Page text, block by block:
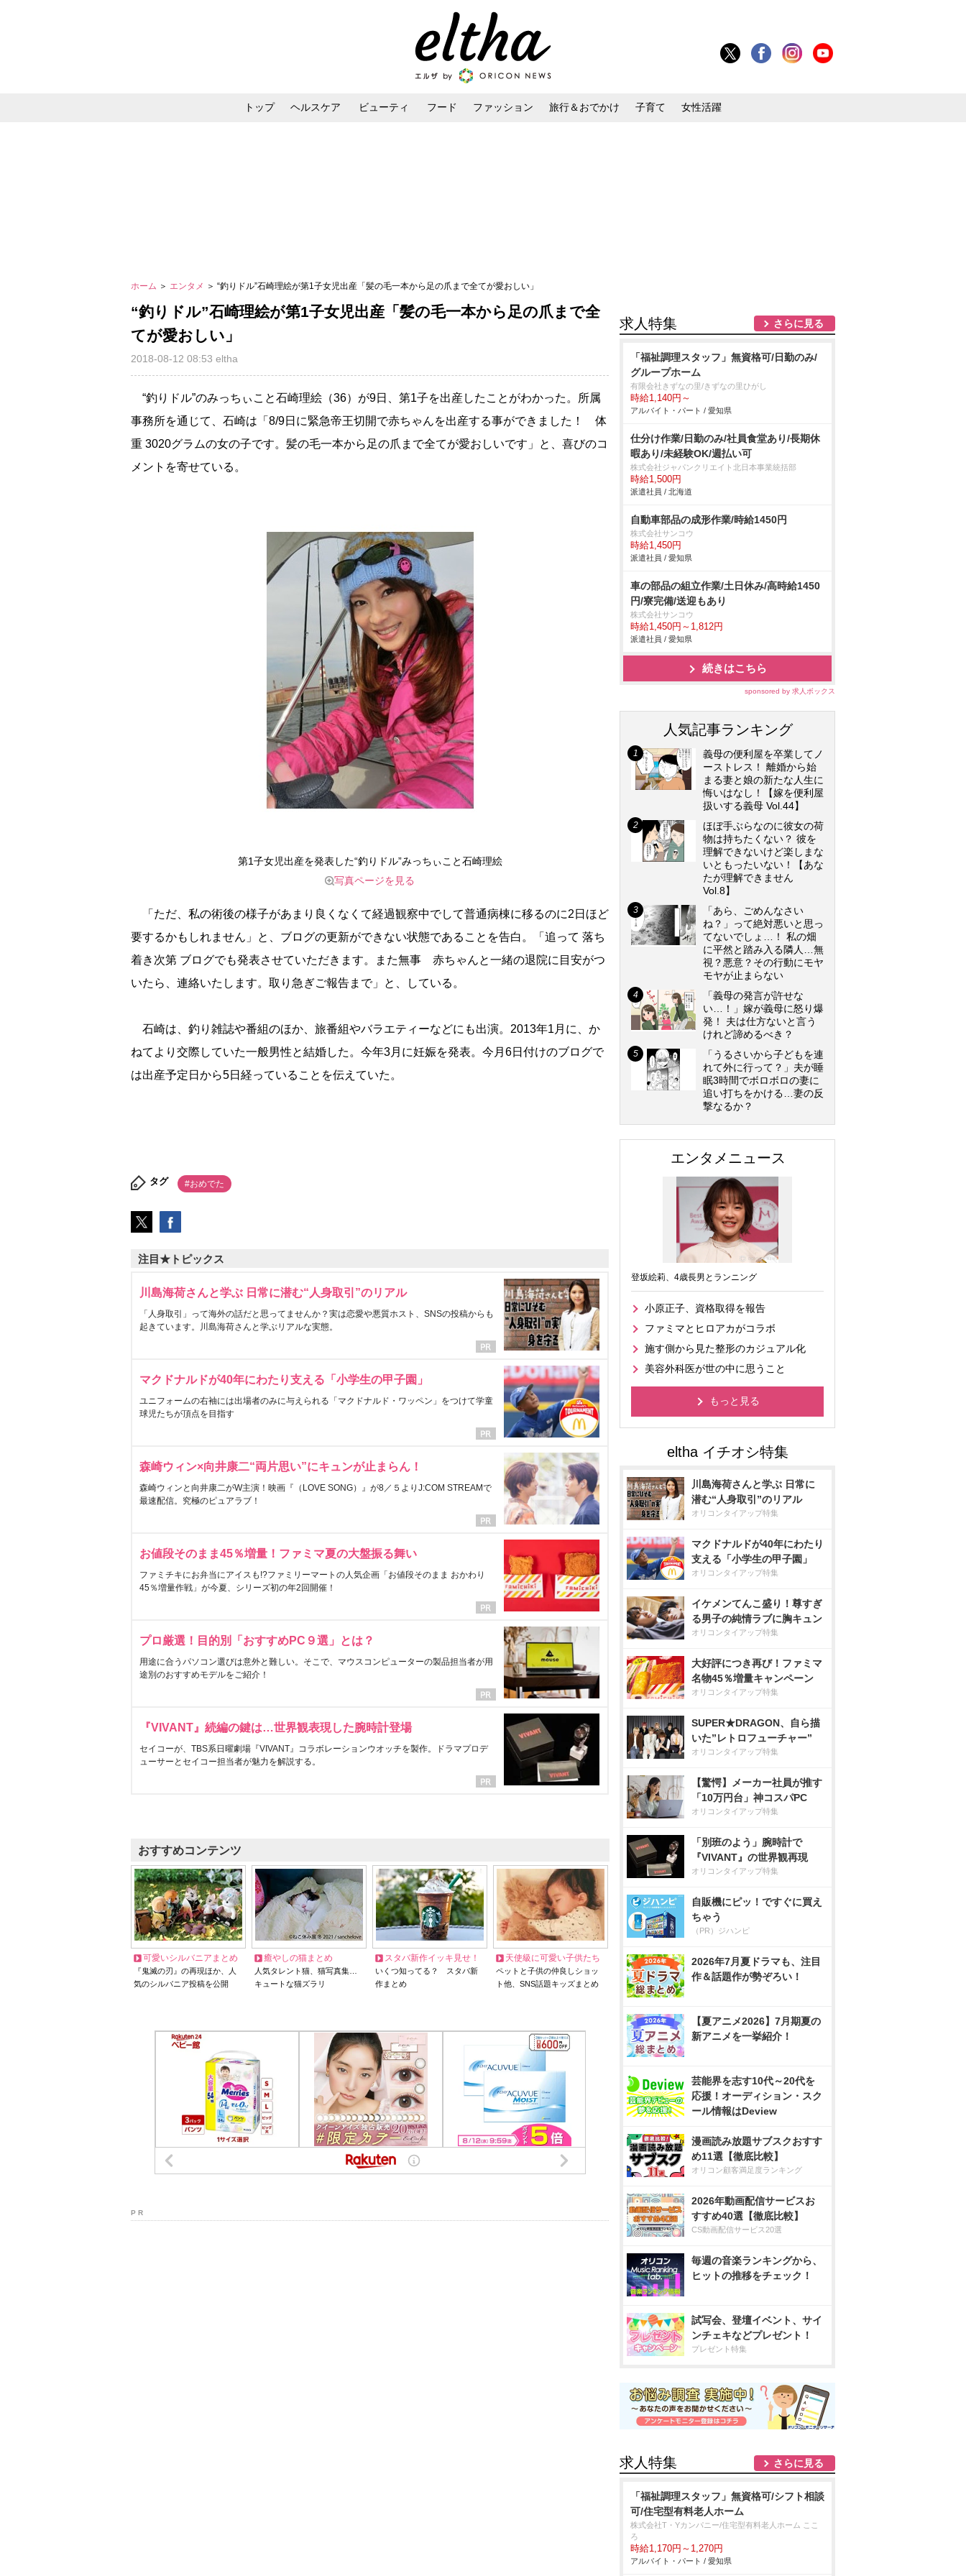
トップ ヘルスケア ビューティ フード ファッション 旅行＆おでかけ 子育て 女性活躍
ホーム ＞ エンタメ ＞ “釣りドル”石崎理絵が第1子女児出産「髪の毛一本から足の爪まで全てが愛おしい」
“釣りドル”石崎理絵が第1子女児出産「髪の毛一本から足の爪まで全
てが愛おしい」
2018-08-12 08:53 eltha
“釣りドル”のみっちぃこと石崎理絵（36）が9日、第1子を出産したことがわかった。所属
事務所を通じて、石崎は「8/9日に緊急帝王切開で赤ちゃんを出産する事ができました！ 体
重 3020グラムの女の子です。髪の毛一本から足の爪まで全てが愛おしいです」と、喜びのコ
メントを寄せている。
第1子女児出産を発表した“釣りドル”みっちぃこと石崎理絵
写真ページを見る
「ただ、私の術後の様子があまり良くなくて経過観察中でして普通病棟に移るのに2日ほど
要するかもしれません」と、ブログの更新ができない状態であることを告白。「追って 落ち
着き次第 ブログでも発表させていただきます。また無事 赤ちゃんと一緒の退院に目安がつ
いたら、連絡いたします。取り急ぎご報告まで」と、している。
石崎は、釣り雑誌や番組のほか、旅番組やバラエティーなどにも出演。2013年1月に、か
ねてより交際していた一般男性と結婚した。今年3月に妊娠を発表。今月6日付けのブログで
は出産予定日から5日経っていることを伝えていた。
タグ #おめでた
注目★トピックス
川島海荷さんと学ぶ 日常に潜む“人身取引”のリアル
「人身取引」って海外の話だと思ってませんか？実は恋愛や悪質ホスト、SNSの投稿からも
起きています。川島海荷さんと学ぶリアルな実態。
マクドナルドが40年にわたり支える「小学生の甲子園」
ユニフォームの右袖には出場者のみに与えられる「マクドナルド・ワッペン」をつけて学童
球児たちが頂点を目指す
森崎ウィン×向井康二“両片思い”にキュンが止まらん！
森崎ウィンと向井康二がW主演！映画『（LOVE SONG）』が8／５よりJ:COM STREAMで
最速配信。究極のピュアラブ！
お値段そのまま45％増量！ファミマ夏の大盤振る舞い
ファミチキにお弁当にアイスも!?ファミリーマートの人気企画「お値段そのまま おかわり
45％増量作戦」が今夏、シリーズ初の年2回開催！
プロ厳選！目的別「おすすめPC９選」とは？
用途に合うパソコン選びは意外と難しい。そこで、マウスコンピューターの製品担当者が用
途別のおすすめモデルをご紹介！
『VIVANT』続編の鍵は…世界観表現した腕時計登場
セイコーが、TBS系日曜劇場『VIVANT』コラボレーションウオッチを製作。ドラマプロデ
ューサーとセイコー担当者が魅力を解説する。
おすすめコンテンツ
可愛いシルバニアまとめ
『鬼滅の刃』の再現ほか、人
気のシルバニア投稿を公開
癒やしの猫まとめ
人気タレント猫、猫写真集…
キュートな猫ズラリ
スタバ新作イッキ見せ！
いくつ知ってる？ スタバ新
作まとめ
天使級に可愛い子供たち
ペットと子供の仲良しショッ
ト他、SNS話題キッズまとめ
P R
求人特集 さらに見る
「福祉調理スタッフ」無資格可/日勤のみ/
グループホーム
有限会社きずなの里/きずなの里ひがし
時給1,140円～
アルバイト・パート / 愛知県
仕分け作業/日勤のみ/社員食堂あり/長期休
暇あり/未経験OK/週払い可
株式会社ジャパンクリエイト北日本事業統括部
時給1,500円
派遣社員 / 北海道
自動車部品の成形作業/時給1450円
株式会社サンコウ
時給1,450円
派遣社員 / 愛知県
車の部品の組立作業/土日休み/高時給1450
円/寮完備/送迎もあり
株式会社サンコウ
時給1,450円～1,812円
派遣社員 / 愛知県
続きはこちら
sponsored by 求人ボックス
人気記事ランキング
義母の便利屋を卒業してノ
ーストレス！ 離婚から始
まる妻と娘の新たな人生に
悔いはなし！【嫁を便利屋
扱いする義母 Vol.44】
ほぼ手ぶらなのに彼女の荷
物は持ちたくない？ 彼を
理解できないけど楽しまな
いともったいない！【あな
たが理解できません
Vol.8】
「あら、ごめんなさい
ね？」って絶対悪いと思っ
てないでしょ…！ 私の畑
に平然と踏み入る隣人…無
視？悪意？その行動にモヤ
モヤが止まらない
「義母の発言が許せな
い…！」嫁が義母に怒り爆
発！ 夫は仕方ないと言う
けれど諦めるべき？
「うるさいから子どもを連
れて外に行って？」夫が睡
眠3時間でボロボロの妻に
追い打ちをかける…妻の反
撃なるか？
エンタメニュース
登坂絵莉、4歳長男とランニング
小原正子、資格取得を報告
ファミマとヒロアカがコラボ
施す側から見た整形のカジュアル化
美容外科医が世の中に思うこと
もっと見る
川島海荷さんと学ぶ 日常に
潜む“人身取引”のリアル
オリコンタイアップ特集
マクドナルドが40年にわたり
支える「小学生の甲子園」
オリコンタイアップ特集
イケメンてんこ盛り！尊すぎ
る男子の純情ラブに胸キュン
オリコンタイアップ特集
大好評につき再び！ファミマ
名物45％増量キャンペーン
オリコンタイアップ特集
SUPER★DRAGON、自ら描
いた”レトロフューチャー”
オリコンタイアップ特集
【驚愕】メーカー社員が推す
「10万円台」神コスパPC
オリコンタイアップ特集
「別班のよう」腕時計で
『VIVANT』の世界観再現
オリコンタイアップ特集
自販機にピッ！ですぐに買え
ちゃう
（PR）ジハンピ
2026年7月夏ドラマも、注目
作＆話題作が勢ぞろい！
【夏アニメ2026】7月期夏の
新アニメを一挙紹介！
芸能界を志す10代～20代を
応援！オーディション・スク
ール情報はDeview
漫画読み放題サブスクおすす
め11選【徹底比較】
オリコン顧客満足度ランキング
2026年動画配信サービスお
すすめ40選【徹底比較】
CS動画配信サービス20選
毎週の音楽ランキングから、
ヒットの推移をチェック！
試写会、登壇イベント、サイ
ンチェキなどプレゼント！
プレゼント特集
求人特集 さらに見る
「福祉調理スタッフ」無資格可/シフト相談
可/住宅型有料老人ホーム
株式会社T・Yカンパニー/住宅型有料老人ホーム ここ
ろ
時給1,170円～1,270円
アルバイト・パート / 愛知県